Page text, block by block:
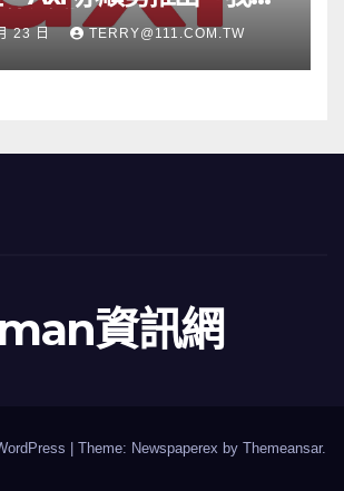
活動
23 日 TERRY@111.COM.TW
資訊網
Theme: Newspaperex by Themeansar.